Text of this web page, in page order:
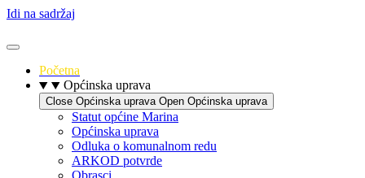
Idi na sadržaj
Početna
Općinska uprava
Close Općinska uprava Open Općinska uprava
Statut općine Marina
Općinska uprava
Odluka o komunalnom redu
ARKOD potvrde
Obrasci